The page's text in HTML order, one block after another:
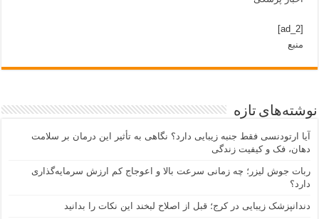
[ad_2]
منبع
نوشته‌های تازه
آیا ارتودنسی فقط جنبه زیبایی دارد؟ نگاهی به تأثیر این درمان بر سلامت
دهان، فک و کیفیت زندگی
ربات جوش لیزر؛ چه زمانی سرعت بالا و اعوجاج کم ارزش سرمایه‌گذاری
دارد؟
دندانپزشک زیبایی در کرج؛ قبل از اصلاح لبخند این نکات را بدانید